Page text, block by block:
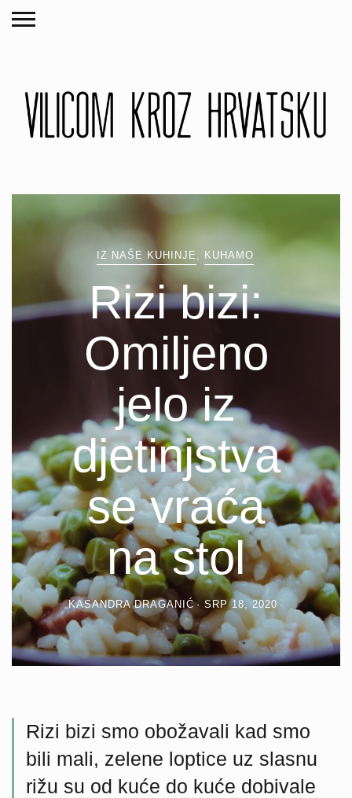
IZ NAŠE KUHINJE KUHAMO
Rizi bizi:
Omiljeno
jelo iz
djetinjstva
se vraća
na stol
KASANDRA DRAGANIĆ SRP 18, 2020
Rizi bizi smo obožavali kad smo
bili mali, zelene loptice uz slasnu
rižu su od kuće do kuće dobivale